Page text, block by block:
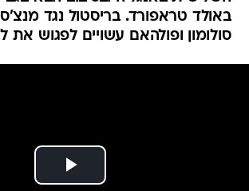
באולד טראפורד. בריסטול נגד
סולומון ופולהאם עשויים לפגוש את